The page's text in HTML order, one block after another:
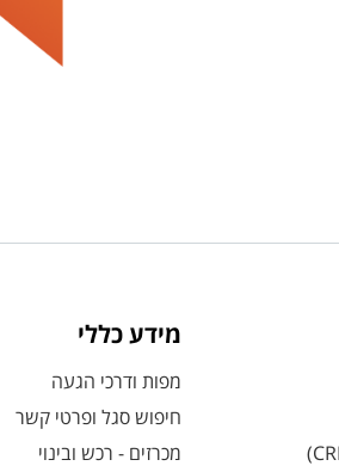
מידע כללי
מפות ודרכי הגעה
חיפוש סגל ופרטי קשר
מכרזים - רכש ובינוי